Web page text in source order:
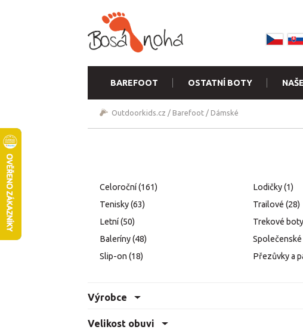
BAREFOOT OSTATNÍ BOTY
Outdoorkids.cz / Barefoot / Dámské
Celoroční(161)
Tenisky(63)
Letní(50)
Baleríny(48)
Slip-on (18)
Lodičky(1)
Trailové (28)
Trekové boty
Přezůvky a
Výrobce
Velikost obuvi